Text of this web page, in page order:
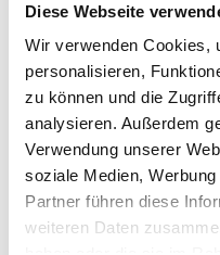
Diese Webseite
Wir verwenden Cookies,
personalisieren,
zu können und die
analysieren. Außerdem
Verwendung unserer
soziale Medien,
Partner führen diese
weiteren Daten
Hier finden Sie eine
Mitgliederliste des
Der
Letztlich ist der
Pfarrgemeinderat auf
sind deshalb auch die
den Bischof der Diözese